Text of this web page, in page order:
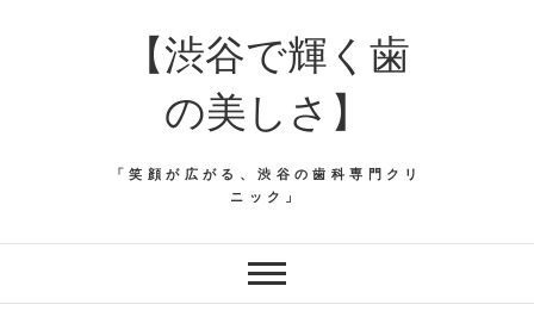
【渋谷で輝く歯
の美しさ】
「笑顔が広がる、渋谷の歯科専門クリ
ニック」